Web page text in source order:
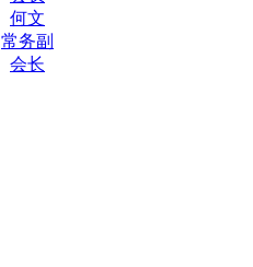
何文
常务副
会长